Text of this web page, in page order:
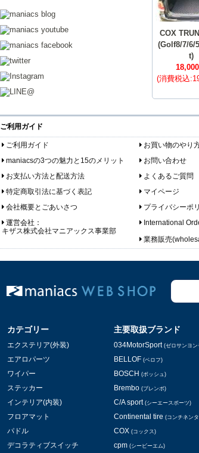
COX
(Golf8/7/6/
t)
(消費税込
ご利用ガイド
ご利用ガイド
お買い物のやり
maniacsの3つの魅力と15のメリット
お問い合わせ
お支払い方法と配送方法
よくあるご質問
特定商取引法に基づく表記
マイページ
会社概要とごあいさつ
プライバシーポ
運営会社：
キザス株式会社マニアックス事業部
International
業務販売
カテゴリー
エクステリア(外装)
エアロパーツ
ワイパー
ステッカー
インテリア(内装)
フロアマット
パドル
デコラティブスイッチ
主要取扱ブランド
034MotorSport (ゼロサンヨ
BELLOF (ベロフ)
BOSCH (ボッシュ)
Brembo (ブレンボ)
C/A sport (シーエースポーツ)
Continental tire (コンチネン
COX (コックス)
cpm (シービーエム)